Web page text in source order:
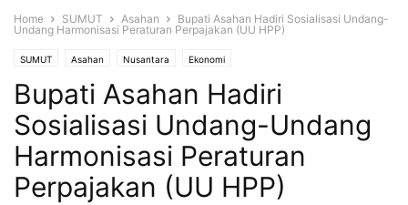
Home SUMUT Asahan
Bupati Asahan Hadiri Sosialisasi Undang-
Undang Harmonisasi Peraturan Perpajakan (UU HPP)
SUMUT Asahan Nusantara Ekonomi
Bupati Asahan Hadiri
Sosialisasi Undang-Undang
Harmonisasi Peraturan
Perpajakan (UU HPP)